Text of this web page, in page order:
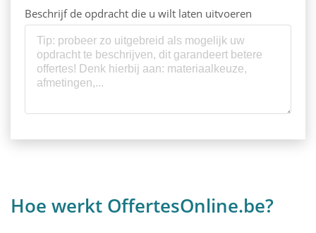
Beschrijf de opdracht die u wilt laten uitvoeren
Hoe werkt OffertesOnline.be?